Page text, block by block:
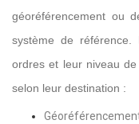
géoréférencement ou
système de
ordres et leur niveau
selon leur destination :